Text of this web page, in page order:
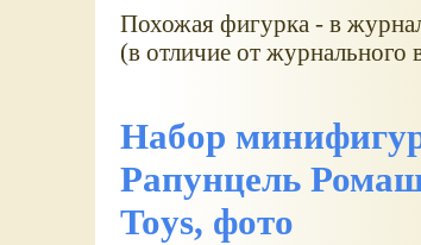
Похожая фигурка - в
(в отличие от
Набор
Рапунцель
Toys, фото